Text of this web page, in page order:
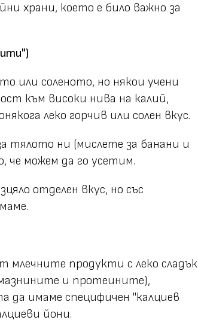
храни, което е било важно за
или соленото, но някои учени
към високи нива на калий,
леко горчив или солен вкус.
тялото ни (мислете за банани и
че можем да го усетим.
отделен вкус, но със
млечните продукти с леко сладък
и протеините),
да имаме специфичен "калциев
йони.